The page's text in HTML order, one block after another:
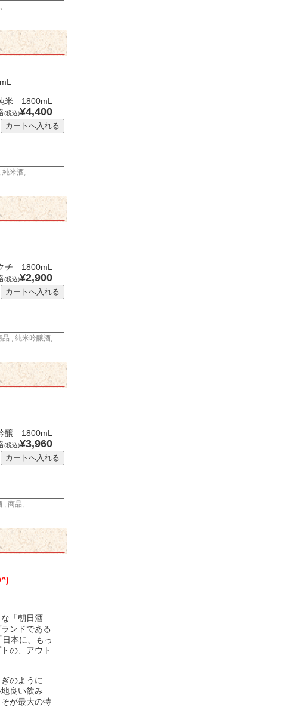
,
米 1800mL
(税込)¥4,400
, 純米酒,
チ 1800mL
(税込)¥2,900
品 , 純米吟醸酒,
醸 1800mL
(税込)¥3,960
, 商品,
な「朝日酒
ンドである
本に、もっ
の、アウト
のように
良い飲み
が最大の特